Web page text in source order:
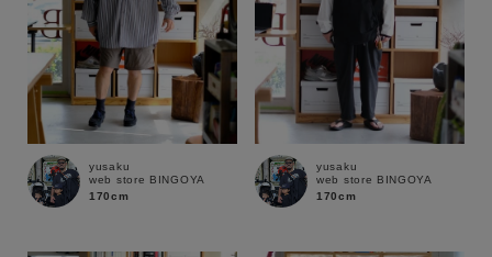
yusaku
web store BINGOYA
170cm
yusaku
web store BINGOYA
170cm